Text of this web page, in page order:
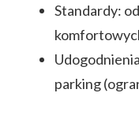
Standardy:
parking